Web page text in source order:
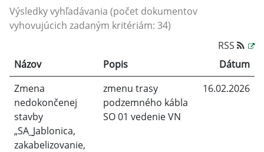
Výsledky vyhľadávania (počet dokumentov
vyhovujúcich zadaným kritériám: 34)
RSS
Názov
Popis
Dátum
Zmena
nedokončenej
stavby
„SA_Jablonica,
zakabelizovanie,
zmenu trasy
podzemného kábla
SO 01 vedenie VN
16.02.2026